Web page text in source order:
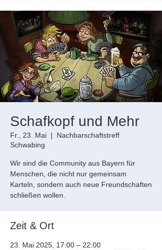
Schafkopf und Mehr
Fr., 23. Mai
  |
Nachbarschaftstreff
Schwabing
Wir sind die Community aus Bayern für
Menschen, die nicht nur gemeinsam
Karteln, sondern auch neue Freundschaften
schließen wollen.
Zeit & Ort
23. Mai 2025, 17:00 – 22:00